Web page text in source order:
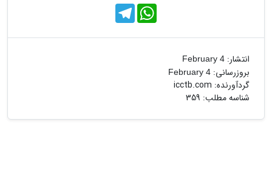
T
e
l
e
W
h
a
t
انتشار: February 4
بروزرسانی: February 4
گردآورنده: icctb.com
شناسه مطلب: 359